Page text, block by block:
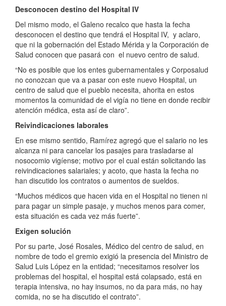
Desconocen destino del Hospital IV
Del mismo modo, el Galeno recalco que hasta la fecha
desconocen el destino que tendrá el Hospital IV, y aclaro,
que ni la gobernación del Estado Mérida y la Corporación de
Salud conocen que pasará con el nuevo centro de salud.
“No es posible que los entes gubernamentales y Corposalud
no conozcan que va a pasar con este nuevo Hospital, un
centro de salud que el pueblo necesita, ahorita en estos
momentos la comunidad de el vigía no tiene en donde recibir
atención médica, esta así de claro”.
Reivindicaciones laborales
En ese mismo sentido, Ramírez agregó que el salario no les
alcanza ni para cancelar los pasajes para trasladarse al
nosocomio vigíense; motivo por el cual están solicitando las
reivindicaciones salariales; y acoto, que hasta la fecha no
han discutido los contratos o aumentos de sueldos.
“Muchos médicos que hacen vida en el Hospital no tienen ni
para pagar un simple pasaje, y muchos menos para comer,
esta situación es cada vez más fuerte”.
Exigen solución
Por su parte, José Rosales, Médico del centro de salud, en
nombre de todo el gremio exigió la presencia del Ministro de
Salud Luis López en la entidad; “necesitamos resolver los
problemas del hospital, el hospital está colapsado, está en
terapia intensiva, no hay insumos, no da para más, no hay
comida, no se ha discutido el contrato”.